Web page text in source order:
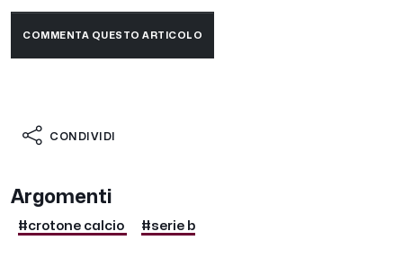
COMMENTA QUESTO ARTICOLO
CONDIVIDI
Argomenti
#crotone calcio #serie b